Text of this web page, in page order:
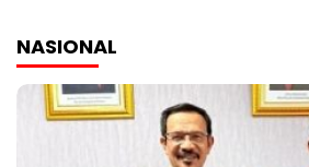
NASIONAL